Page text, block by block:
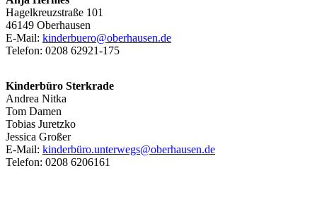
Hagelkreuzstraße 101
46149 Oberhausen
E-Mail: kinderbuero@oberhausen.de
Telefon: 0208 62921-175
Kinderbüro Sterkrade
Andrea Nitka
Tom Damen
Tobias Juretzko
Jessica Großer
E-Mail: kinderbüro.unterwegs@oberhausen.de
Telefon: 0208 6206161